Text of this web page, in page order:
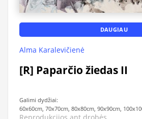
DAUGIAU
Alma Karalevičienė
[R] Paparčio žiedas II
Galimi dydžiai:
60x60cm, 70x70cm, 80x80cm, 90x90cm,